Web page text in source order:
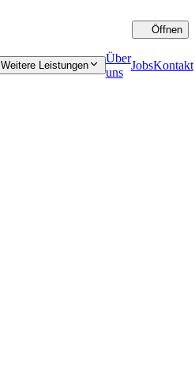
Öffnen
Weitere Leistungen
Über
uns
JobsKontakt